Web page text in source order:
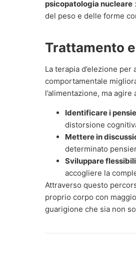
psicopatologia nucleare
del peso e delle forme
Trattamento
La terapia d’elezione
comportamentale
l’alimentazione, ma
Identificare i
distorsione
Mettere in
determinato
Sviluppare
accogliere la
Attraverso questo
proprio corpo con
guarigione che sia non